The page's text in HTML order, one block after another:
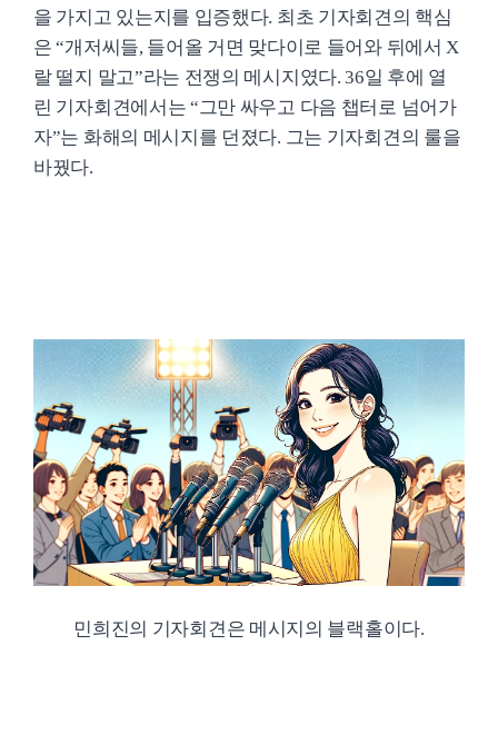
을 가지고 있는지를 입증했다. 최초 기자회견의 핵심
은 “개저씨들, 들어올 거면 맞다이로 들어와 뒤에서 X
랄 떨지 말고”라는 전쟁의 메시지였다. 36일 후에 열
린 기자회견에서는 “그만 싸우고 다음 챕터로 넘어가
자”는 화해의 메시지를 던졌다. 그는 기자회견의 룰을
바꿨다.
민희진의 기자회견은 메시지의 블랙홀이다.